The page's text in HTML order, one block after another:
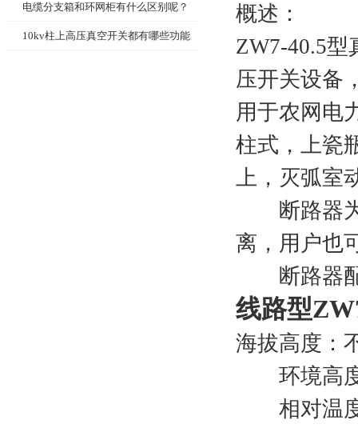
电缆分支箱和环网柜有什么区别呢？
10kv柱上高压真空开关都有哪些功能
概述：
ZW7-40.5型
压开关设备
用于农网电
柱式，上瓷
上，灭弧
断路器为
离，用户也
断路器配
线路型
海拔高度：
环境高度
相对温度